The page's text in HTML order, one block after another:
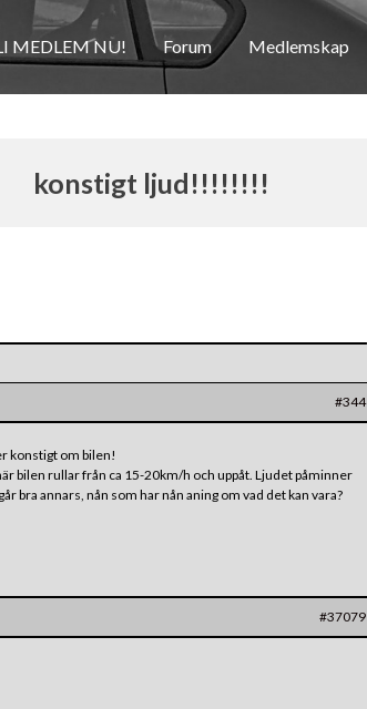
MEDLEM NU! Forum Medlemskap
konstigt ljud!!!!!!!!
#344
konstigt om bilen!
bilen rullar från ca 15-20km/h och uppåt. Ljudet påminner
bra annars, nån som har nån aning om vad det kan vara?
#37079